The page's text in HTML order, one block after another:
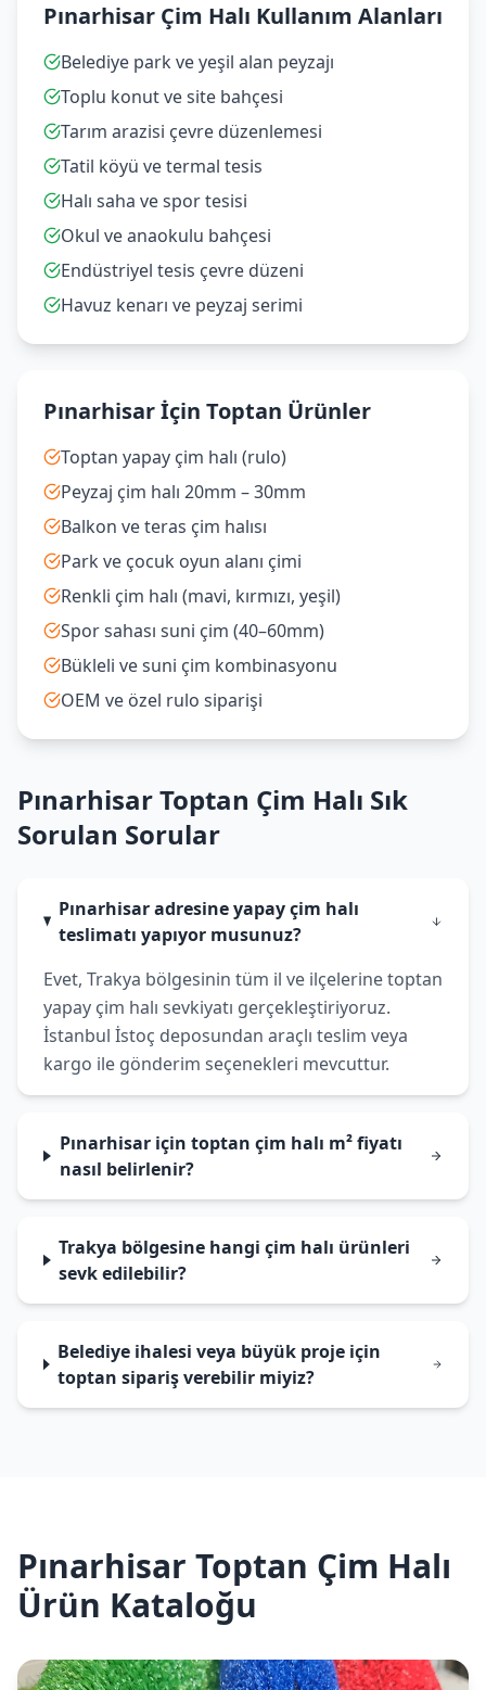
Pınarhisar Çim Halı Kullanım Alanları
Belediye park ve yeşil alan peyzajı
Toplu konut ve site bahçesi
Tarım arazisi çevre düzenlemesi
Tatil köyü ve termal tesis
Halı saha ve spor tesisi
Okul ve anaokulu bahçesi
Endüstriyel tesis çevre düzeni
Havuz kenarı ve peyzaj serimi
Pınarhisar İçin Toptan Ürünler
Toptan yapay çim halı (rulo)
Peyzaj çim halı 20mm – 30mm
Balkon ve teras çim halısı
Park ve çocuk oyun alanı çimi
Renkli çim halı (mavi, kırmızı, yeşil)
Spor sahası suni çim (40–60mm)
Bükleli ve suni çim kombinasyonu
OEM ve özel rulo siparişi
Pınarhisar Toptan Çim Halı Sık
Sorulan Sorular
Pınarhisar adresine yapay çim halı
teslimatı yapıyor musunuz?
Evet, Trakya bölgesinin tüm il ve ilçelerine toptan
yapay çim halı sevkiyatı gerçekleştiriyoruz.
İstanbul İstoç deposundan araçlı teslim veya
kargo ile gönderim seçenekleri mevcuttur.
Pınarhisar için toptan çim halı m² fiyatı
nasıl belirlenir?
Trakya bölgesine hangi çim halı ürünleri
sevk edilebilir?
Belediye ihalesi veya büyük proje için
toptan sipariş verebilir miyiz?
Pınarhisar Toptan Çim Halı
Ürün Kataloğu